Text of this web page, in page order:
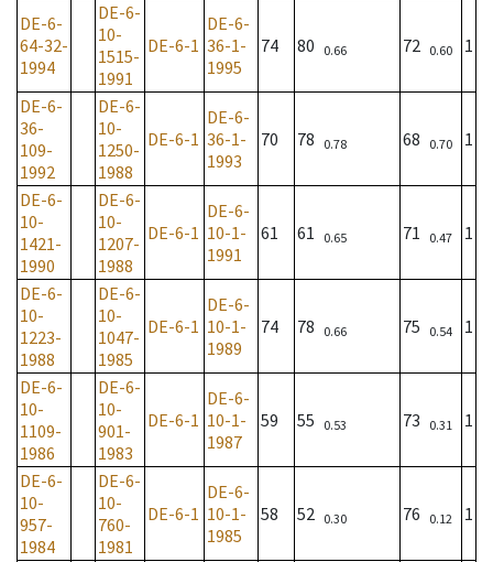
DE-6-
64-32-
1994
DE-6-
10-
1515-
1991
DE-6-1
DE-6-
36-1-
1995
74 80 0.66 72 0.60 1
DE-6-
36-
109-
1992
DE-6-
10-
1250-
1988
DE-6-1
DE-6-
36-1-
1993
70 78 0.78 68 0.70 1
DE-6-
10-
1421-
1990
DE-6-
10-
1207-
1988
DE-6-1
DE-6-
10-1-
1991
61 61 0.65 71 0.47 1
DE-6-
10-
1223-
1988
DE-6-
10-
1047-
1985
DE-6-1
DE-6-
10-1-
1989
74 78 0.66 75 0.54 1
DE-6-
10-
1109-
1986
DE-6-
10-
901-
1983
DE-6-1
DE-6-
10-1-
1987
59 55 0.53 73 0.31 1
DE-6-
10-
957-
1984
DE-6-
10-
760-
1981
DE-6-1
DE-6-
10-1-
1985
58 52 0.30 76 0.12 1